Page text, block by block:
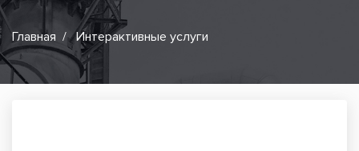
Главная Интерактивные услуги